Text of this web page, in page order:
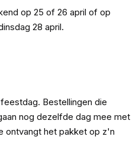
op 25 of 26 april of op
28 april.
Bestellingen die
nog dezelfde dag mee met
ontvangt het pakket op z'n